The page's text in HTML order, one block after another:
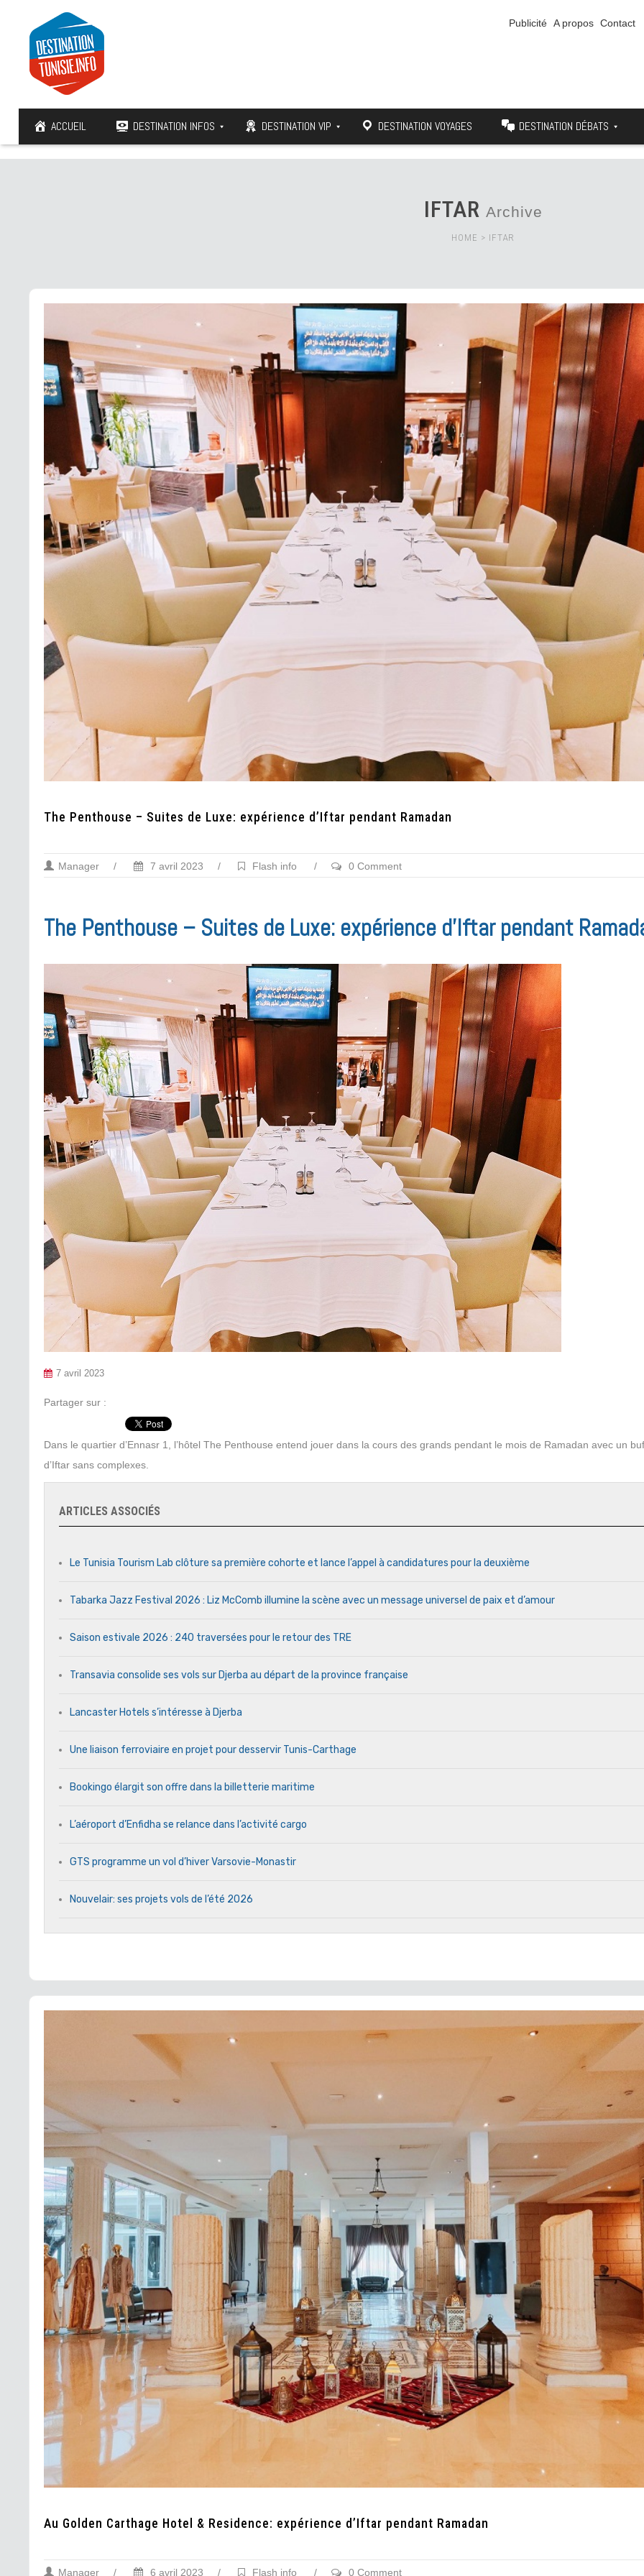
Publicité A propos Contact
ACCUEIL DESTINATION INFOS DESTINATION VIP DESTINATION VOYAGES DESTINATION DÉBATS
IFTAR Archive
HOME > IFTAR
The Penthouse – Suites de Luxe: expérience d’Iftar pendant Ramadan
Manager / 7 avril 2023 / Flash info / 0 Comment
The Penthouse – Suites de Luxe: expérience d’Iftar pendant
7 avril 2023
Partager sur :
Dans le quartier d’Ennasr 1, l’hôtel The Penthouse entend jouer dans la cours des grands pendant le mois de Ramadan avec un
d’Iftar sans complexes.
ARTICLES ASSOCIÉS
Le Tunisia Tourism Lab clôture sa première cohorte et lance l’appel à candidatures pour la deuxième
Tabarka Jazz Festival 2026 : Liz McComb illumine la scène avec un message universel de paix et d’amour
Saison estivale 2026 : 240 traversées pour le retour des TRE
Transavia consolide ses vols sur Djerba au départ de la province française
Lancaster Hotels s’intéresse à Djerba
Une liaison ferroviaire en projet pour desservir Tunis-Carthage
Bookingo élargit son offre dans la billetterie maritime
L’aéroport d’Enfidha se relance dans l’activité cargo
GTS programme un vol d’hiver Varsovie-Monastir
Nouvelair: ses projets vols de l’été 2026
Au Golden Carthage Hotel & Residence: expérience d’Iftar pendant Ramadan
Manager / 6 avril 2023 / Flash info / 0 Comment